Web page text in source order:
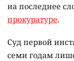
на последнее
прокуратуре.
Суд первой
семи годам